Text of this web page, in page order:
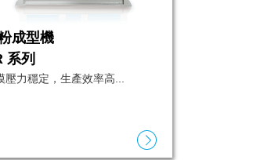
成型機
系列
壓力穩定，生產效率高...